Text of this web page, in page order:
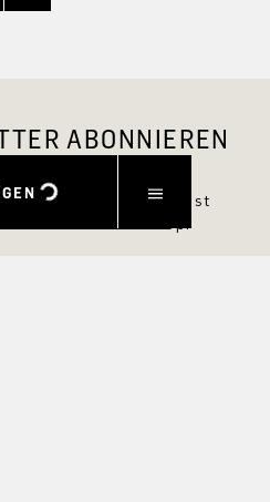
ABONNIEREN
SICHERN.
up to date und verpasst
Online Shop.